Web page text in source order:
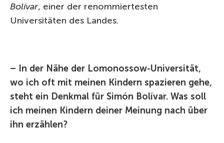
Bolívar, einer der renommiertesten
Universitäten des Landes.
– In der Nähe der Lomonossow-Universität,
wo ich oft mit meinen Kindern spazieren gehe,
steht ein Denkmal für Simón Bolívar. Was soll
ich meinen Kindern deiner Meinung nach über
ihn erzählen?